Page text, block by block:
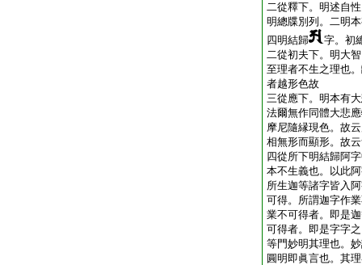
二從釋下。明述自
明總牒別列。二明
四明結歸
字。初
二從初夫下。明大
至理者不生之理也
者越形色故
三從應下。明本有
法爾無作同體大悲
摩尼隨縁現色。故
相無形而顯形。故
四從所下明結歸阿
本不生義也。以此
所生迦等諸字皆入
可得。所謂迦字作
業不可得者。即是
可得者。即是字字
等門妙明其理也。
圓明即眞言也。其